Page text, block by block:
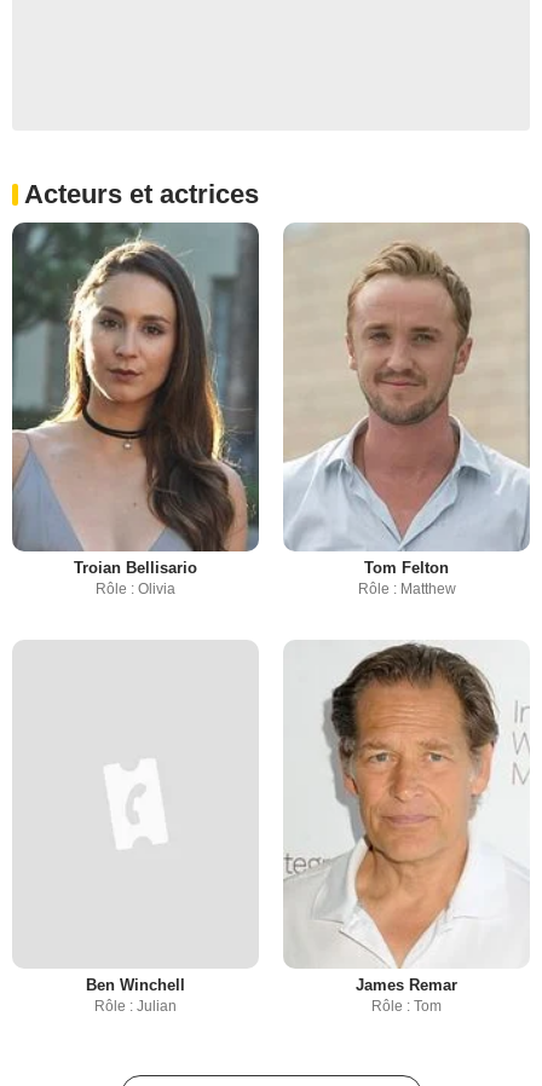
Acteurs et actrices
Troian Bellisario
Rôle : Olivia
Tom Felton
Rôle : Matthew
Ben Winchell
Rôle : Julian
James Remar
Rôle : Tom